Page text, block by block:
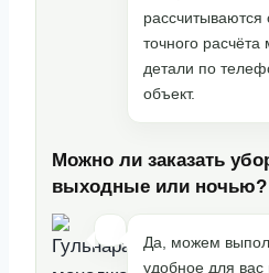
рассчитываются
точного
детали по
объект.
Можно ли заказать
выходные или ночью?
Да, можем
удобное для